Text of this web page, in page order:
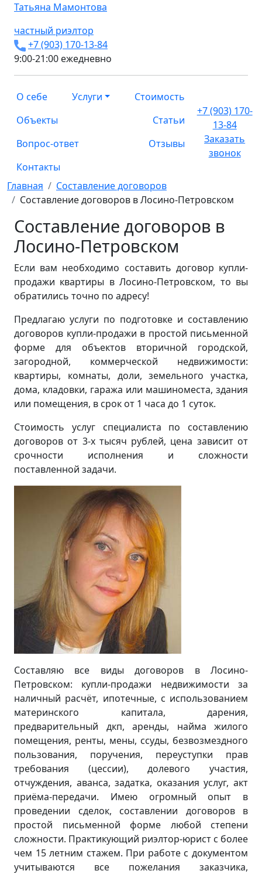
Татьяна Мамонтова
частный риэлтор
+7 (903) 170-13-84
9:00-21:00 ежедневно
О себе Услуги
Стоимость
Объекты
Статьи
Вопрос-ответ
Отзывы
Контакты
+7 (903) 170-
13-84
Заказать
звонок
Главная
Составление договоров
Составление договоров в Лосино-Петровском
Составление договоров в
Лосино-Петровском
Если вам необходимо составить договор купли-
продажи квартиры в Лосино-Петровском, то вы
обратились точно по адресу!
Предлагаю услуги по подготовке и составлению
договоров купли-продажи в простой письменной
форме для объектов вторичной городской,
загородной, коммерческой недвижимости:
квартиры, комнаты, доли, земельного участка,
дома, кладовки, гаража или машиноместа, здания
или помещения, в срок от 1 часа до 1 суток.
Стоимость услуг специалиста по составлению
договоров от 3-х тысяч рублей, цена зависит от
срочности исполнения и сложности
поставленной задачи.
Составляю все виды договоров в Лосино-
Петровском: купли-продажи недвижимости за
наличный расчёт, ипотечные, с использованием
материнского капитала, дарения,
предварительный дкп, аренды, найма жилого
помещения, ренты, мены, ссуды, безвозмездного
пользования, поручения, переуступки прав
требования (цессии), долевого участия,
отчуждения, аванса, задатка, оказания услуг, акт
приёма-передачи. Имею огромный опыт в
проведении сделок, составлении договоров в
простой письменной форме любой степени
сложности. Практикующий риэлтор-юрист с более
чем 15 летним стажем. При работе с документом
учитываются все пожелания заказчика,